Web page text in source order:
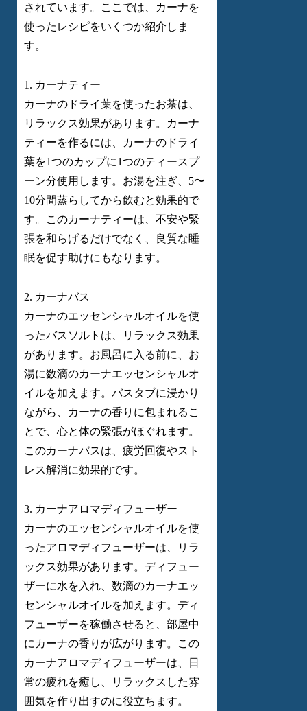
されています。ここでは、カーナを
使ったレシピをいくつか紹介しま
す。
1. カーナティー
カーナのドライ葉を使ったお茶は、
リラックス効果があります。カーナ
ティーを作るには、カーナのドライ
葉を1つのカップに1つのティースプ
ーン分使用します。お湯を注ぎ、5〜
10分間蒸らしてから飲むと効果的で
す。このカーナティーは、不安や緊
張を和らげるだけでなく、良質な睡
眠を促す助けにもなります。
2. カーナバス
カーナのエッセンシャルオイルを使
ったバスソルトは、リラックス効果
があります。お風呂に入る前に、お
湯に数滴のカーナエッセンシャルオ
イルを加えます。バスタブに浸かり
ながら、カーナの香りに包まれるこ
とで、心と体の緊張がほぐれます。
このカーナバスは、疲労回復やスト
レス解消に効果的です。
3. カーナアロマディフューザー
カーナのエッセンシャルオイルを使
ったアロマディフューザーは、リラ
ックス効果があります。ディフュー
ザーに水を入れ、数滴のカーナエッ
センシャルオイルを加えます。ディ
フューザーを稼働させると、部屋中
にカーナの香りが広がります。この
カーナアロマディフューザーは、日
常の疲れを癒し、リラックスした雰
囲気を作り出すのに役立ちます。